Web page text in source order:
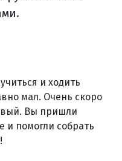
и ходить
мал. Очень скоро
Вы пришли
и помогли собрать